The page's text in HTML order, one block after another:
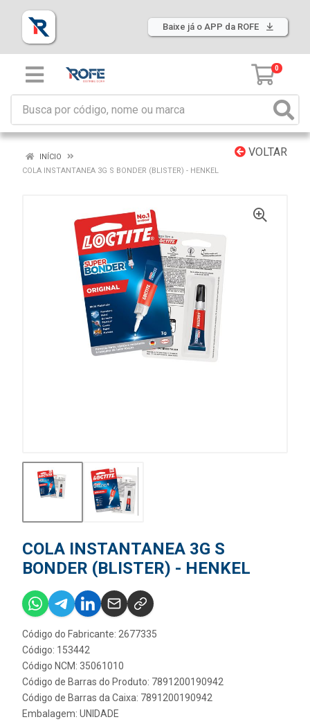
Baixe já o APP da ROFE
0
VOLTAR
INÍCIO
COLA INSTANTANEA 3G S BONDER (BLISTER) - HENKEL
COLA INSTANTANEA 3G S
BONDER (BLISTER) - HENKEL
Código do Fabricante: 2677335
Código: 153442
Código NCM: 35061010
Código de Barras do Produto: 7891200190942
Código de Barras da Caixa: 7891200190942
Embalagem: UNIDADE